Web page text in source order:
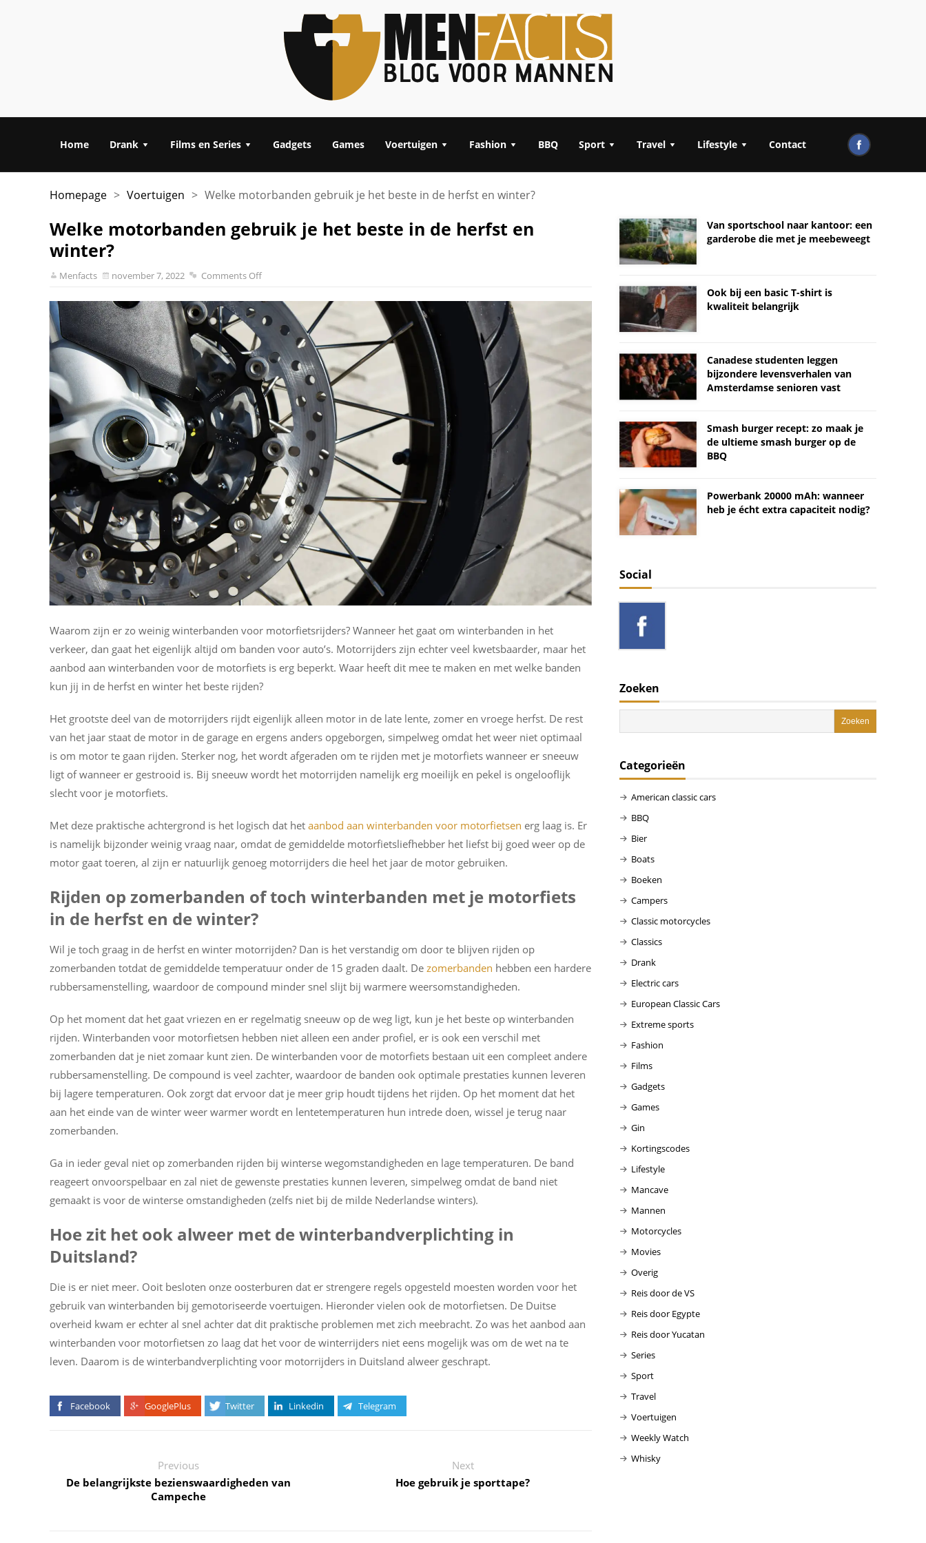
Home Drank Films en Series Gadgets Games Voertuigen Fashion BBQ Sport Travel Lifestyle Contact
Homepage > Voertuigen > Welke motorbanden gebruik je het beste in de herfst en winter?
Welke motorbanden gebruik je het beste in de herfst en
winter?
Menfacts november 7, 2022 Comments Off
Waarom zijn er zo weinig winterbanden voor motorfietsrijders? Wanneer het gaat om winterbanden in het
verkeer, dan gaat het eigenlijk altijd om banden voor auto’s. Motorrijders zijn echter veel kwetsbaarder, maar het
aanbod aan winterbanden voor de motorfiets is erg beperkt. Waar heeft dit mee te maken en met welke banden
kun jij in de herfst en winter het beste rijden?
Het grootste deel van de motorrijders rijdt eigenlijk alleen motor in de late lente, zomer en vroege herfst. De rest
van het jaar staat de motor in de garage en ergens anders opgeborgen, simpelweg omdat het weer niet optimaal
is om motor te gaan rijden. Sterker nog, het wordt afgeraden om te rijden met je motorfiets wanneer er sneeuw
ligt of wanneer er gestrooid is. Bij sneeuw wordt het motorrijden namelijk erg moeilijk en pekel is ongelooflijk
slecht voor je motorfiets.
Met deze praktische achtergrond is het logisch dat het aanbod aan winterbanden voor motorfietsen erg laag is. Er
is namelijk bijzonder weinig vraag naar, omdat de gemiddelde motorfietsliefhebber het liefst bij goed weer op de
motor gaat toeren, al zijn er natuurlijk genoeg motorrijders die heel het jaar de motor gebruiken.
Rijden op zomerbanden of toch winterbanden met je motorfiets
in de herfst en de winter?
Wil je toch graag in de herfst en winter motorrijden? Dan is het verstandig om door te blijven rijden op
zomerbanden totdat de gemiddelde temperatuur onder de 15 graden daalt. De zomerbanden hebben een hardere
rubbersamenstelling, waardoor de compound minder snel slijt bij warmere weersomstandigheden.
Op het moment dat het gaat vriezen en er regelmatig sneeuw op de weg ligt, kun je het beste op winterbanden
rijden. Winterbanden voor motorfietsen hebben niet alleen een ander profiel, er is ook een verschil met
zomerbanden dat je niet zomaar kunt zien. De winterbanden voor de motorfiets bestaan uit een compleet andere
rubbersamenstelling. De compound is veel zachter, waardoor de banden ook optimale prestaties kunnen leveren
bij lagere temperaturen. Ook zorgt dat ervoor dat je meer grip houdt tijdens het rijden. Op het moment dat het
aan het einde van de winter weer warmer wordt en lentetemperaturen hun intrede doen, wissel je terug naar
zomerbanden.
Ga in ieder geval niet op zomerbanden rijden bij winterse wegomstandigheden en lage temperaturen. De band
reageert onvoorspelbaar en zal niet de gewenste prestaties kunnen leveren, simpelweg omdat de band niet
gemaakt is voor de winterse omstandigheden (zelfs niet bij de milde Nederlandse winters).
Hoe zit het ook alweer met de winterbandverplichting in
Duitsland?
Die is er niet meer. Ooit besloten onze oosterburen dat er strengere regels opgesteld moesten worden voor het
gebruik van winterbanden bij gemotoriseerde voertuigen. Hieronder vielen ook de motorfietsen. De Duitse
overheid kwam er echter al snel achter dat dit praktische problemen met zich meebracht. Zo was het aanbod aan
winterbanden voor motorfietsen zo laag dat het voor de winterrijders niet eens mogelijk was om de wet na te
leven. Daarom is de winterbandverplichting voor motorrijders in Duitsland alweer geschrapt.
Facebook GooglePlus Twitter Linkedin Telegram
Previous
De belangrijkste bezienswaardigheden van
Campeche
Next
Hoe gebruik je sporttape?
Van sportschool naar kantoor: een
garderobe die met je meebeweegt
Ook bij een basic T-shirt is
kwaliteit belangrijk
Canadese studenten leggen
bijzondere levensverhalen van
Amsterdamse senioren vast
Smash burger recept: zo maak je
de ultieme smash burger op de
BBQ
Powerbank 20000 mAh: wanneer
heb je écht extra capaciteit nodig?
Social
Zoeken
Categorieën
American classic cars
BBQ
Bier
Boats
Boeken
Campers
Classic motorcycles
Classics
Drank
Electric cars
European Classic Cars
Extreme sports
Fashion
Films
Gadgets
Games
Gin
Kortingscodes
Lifestyle
Mancave
Mannen
Motorcycles
Movies
Overig
Reis door de VS
Reis door Egypte
Reis door Yucatan
Series
Sport
Travel
Voertuigen
Weekly Watch
Whisky